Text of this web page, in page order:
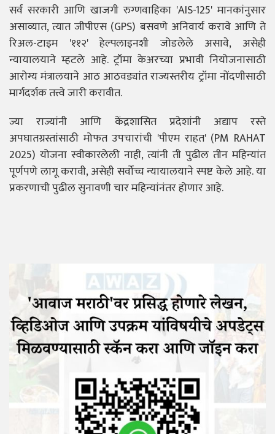
सर्व सरकारी आणि खाजगी रुग्णवाहिका 'AIS-125' मानकांनुसार
असाव्यात, त्यात जीपीएस (GPS) बसवणे अनिवार्य करावे आणि ते
रिअल-टाइम '११२' हेल्पलाइनशी जोडलेले असावे, असेही
न्यायालयाने म्हटले आहे. ट्रॉमा केअरच्या प्रभावी नियोजनासाठी
आरोग्य मंत्रालयाने आठ आठवड्यांत राज्यस्तरीय ट्रॉमा नोंदणीसाठी
मार्गदर्शक तत्त्वे जारी करावीत.
ज्या राज्यांनी आणि केंद्रशासित प्रदेशांनी अद्याप रस्ते
अपघातग्रस्तांसाठी मोफत उपचारांची 'पीएम राहत' (PM RAHAT
2025) योजना स्वीकारलेली नाही, त्यांनी ती पुढील तीन महिन्यांत
पूर्णपणे लागू करावी, असेही सर्वोच्च न्यायालयाने स्पष्ट केले आहे. या
प्रकरणाची पुढील सुनावणी चार महिन्यांनंतर होणार आहे.